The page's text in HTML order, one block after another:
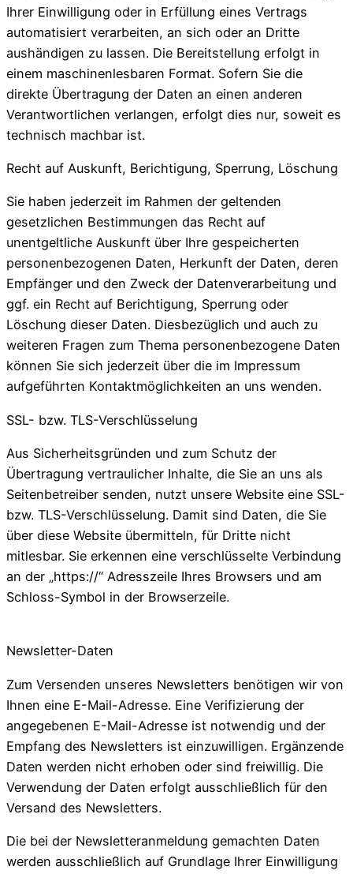
Ihrer Einwilligung oder in Erfüllung eines Vertrags
automatisiert verarbeiten, an sich oder an Dritte
aushändigen zu lassen. Die Bereitstellung erfolgt in
einem maschinenlesbaren Format. Sofern Sie die
direkte Übertragung der Daten an einen anderen
Verantwortlichen verlangen, erfolgt dies nur, soweit es
technisch machbar ist.
Recht auf Auskunft, Berichtigung, Sperrung, Löschung
Sie haben jederzeit im Rahmen der geltenden
gesetzlichen Bestimmungen das Recht auf
unentgeltliche Auskunft über Ihre gespeicherten
personenbezogenen Daten, Herkunft der Daten, deren
Empfänger und den Zweck der Datenverarbeitung und
ggf. ein Recht auf Berichtigung, Sperrung oder
Löschung dieser Daten. Diesbezüglich und auch zu
weiteren Fragen zum Thema personenbezogene Daten
können Sie sich jederzeit über die im Impressum
aufgeführten Kontaktmöglichkeiten an uns wenden.
SSL- bzw. TLS-Verschlüsselung
Aus Sicherheitsgründen und zum Schutz der
Übertragung vertraulicher Inhalte, die Sie an uns als
Seitenbetreiber senden, nutzt unsere Website eine SSL-
bzw. TLS-Verschlüsselung. Damit sind Daten, die Sie
über diese Website übermitteln, für Dritte nicht
mitlesbar. Sie erkennen eine verschlüsselte Verbindung
an der „https://“ Adresszeile Ihres Browsers und am
Schloss-Symbol in der Browserzeile.
Newsletter-Daten
Zum Versenden unseres Newsletters benötigen wir von
Ihnen eine E-Mail-Adresse. Eine Verifizierung der
angegebenen E-Mail-Adresse ist notwendig und der
Empfang des Newsletters ist einzuwilligen. Ergänzende
Daten werden nicht erhoben oder sind freiwillig. Die
Verwendung der Daten erfolgt ausschließlich für den
Versand des Newsletters.
Die bei der Newsletteranmeldung gemachten Daten
werden ausschließlich auf Grundlage Ihrer Einwilligung